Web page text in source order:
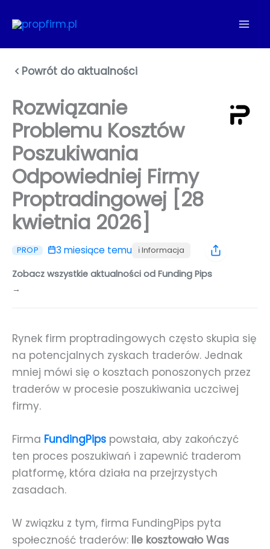
do
Powrót do aktualności
Rozwiązanie
Problemu Kosztów
Poszukiwania
Odpowiedniej Firmy
Proptradingowej [28
kwietnia 2026]
PROP 3 miesiące temu ℹ️ Informacja
Zobacz wszystkie aktualności od Funding Pips
→
Rynek firm proptradingowych często skupia się
na potencjalnych zyskach traderów. Jednak
mniej mówi się o kosztach ponoszonych przez
traderów w procesie poszukiwania uczciwej
firmy.
Firma FundingPips powstała, aby zakończyć
ten proces poszukiwań i zapewnić traderom
platformę, która działa na przejrzystych
zasadach.
W związku z tym, firma FundingPips pyta
społeczność traderów: Ile kosztowało Was